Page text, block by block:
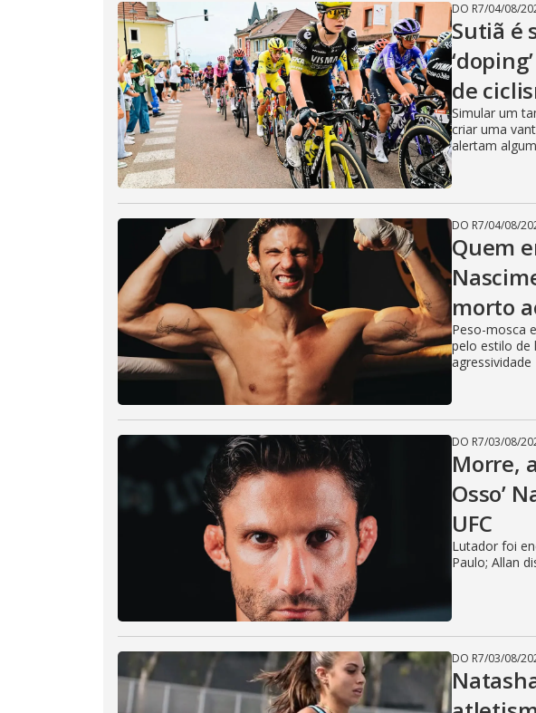
DO R7/04/08/
Sutiã é
de
Simular um
criar uma
alertam
DO R7/04/08/
Quem
morto
Peso-mosca
pelo estilo de
agressividade
DO R7/03/08/
Morre,
Osso’
UFC
Lutador foi
Paulo; Allan
DO R7/03/08/